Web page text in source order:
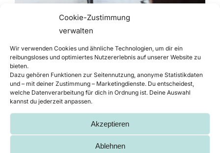
Cookie-Zustimmung
verwalten
Wir verwenden Cookies und ähnliche Technologien, um dir ein
reibungsloses und optimiertes Nutzererlebnis auf unserer Website zu
bieten.
Dazu gehören Funktionen zur Seitennutzung, anonyme Statistikdaten
und – mit deiner Zustimmung – Marketingdienste. Du entscheidest,
welche Datenverarbeitung für dich in Ordnung ist. Deine Auswahl
kannst du jederzeit anpassen.
Akzeptieren
Ablehnen
ermintreu – mehr als ein
Lieferdatum